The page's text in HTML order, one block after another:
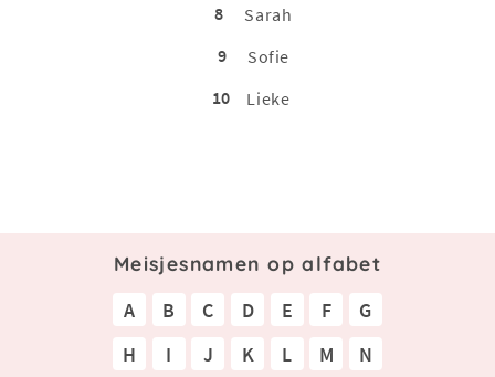
8
Sarah
9
Sofie
10
Lieke
Meisjesnamen op alfabet
A B C D E F
G
H
I J K L M
N